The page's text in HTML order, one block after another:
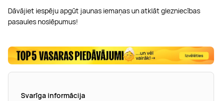
Dāvājiet iespēju apgūt jaunas iemaņas un atklāt glezniecības
pasaules noslēpumus!
Svarīga informācija